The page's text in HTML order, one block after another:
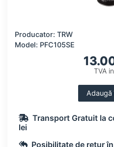
Producator: TRW
Model: PFC105SE
TVA
Adaugă
Transport Gratuit la
lei
Posibilitate de retur